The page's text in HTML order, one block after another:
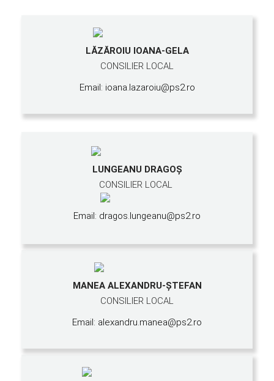
LĂZĂROIU IOANA-GELA
CONSILIER LOCAL
Email: ioana.lazaroiu@ps2.ro
LUNGEANU DRAGOŞ
CONSILIER LOCAL
Email: dragos.lungeanu@ps2.ro
MANEA ALEXANDRU-ŞTEFAN
CONSILIER LOCAL
Email: alexandru.manea@ps2.ro